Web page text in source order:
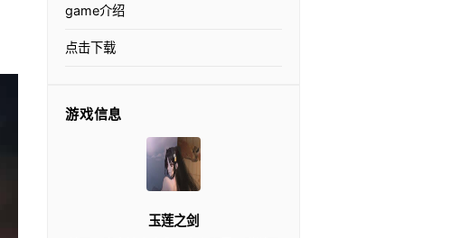
game介绍
点击下载
游戏信息
玉莲之剑